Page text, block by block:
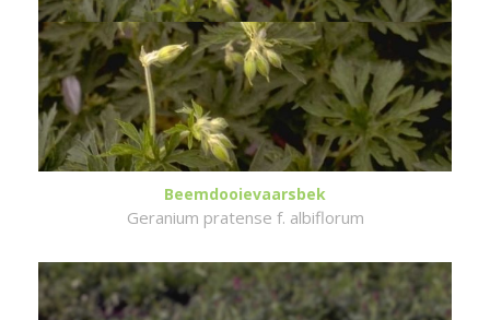
Beemdooievaarsbek
Geranium pratense f. albiflorum